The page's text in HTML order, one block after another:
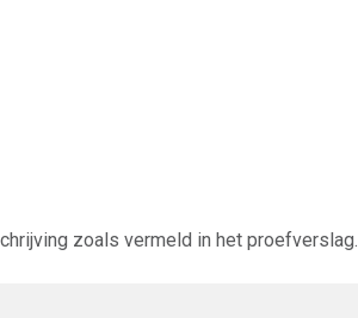
zoals vermeld in het proefverslag.